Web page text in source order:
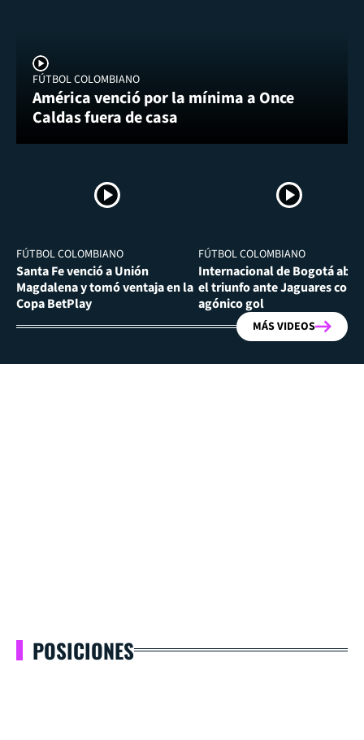
FÚTBOL COLOMBIANO
América venció por la mínima a Once
Caldas fuera de casa
FÚTBOL COLOMBIANO
Santa Fe venció a Unión
Magdalena y tomó ventaja en la
Copa BetPlay
FÚTBOL COLOMBIANO
Internacional de Bogotá
el triunfo ante Jaguares con
agónico gol
MÁS VIDEOS
POSICIONES